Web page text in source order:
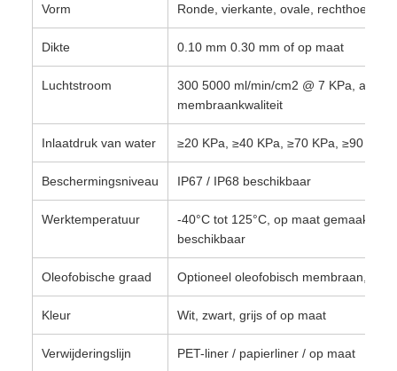
Vorm Ronde, vierkante, ovale,
Dikte 0.10 mm 0.30 mm of op maat
Luchtstroom
300 5000 ml/min/cm2 @ 7 KPa,
membraankwaliteit
Inlaatdruk van water ≥20 KPa, ≥40 KPa, ≥70 KPa, ≥90 KPa
Beschermingsniveau IP67 / IP68 beschikbaar
Werktemperatuur
-40°C tot 125°C, op maat gemaakte
beschikbaar
Oleofobische graad Optioneel oleofobisch membraan,
Kleur Wit, zwart, grijs of op maat
Verwijderingslijn PET-liner / papierliner / op maat